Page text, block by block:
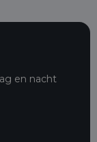
en nacht